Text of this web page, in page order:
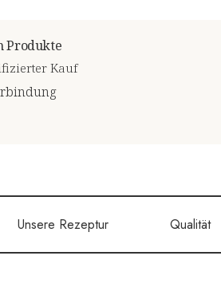
Produkte
Kauf
Unsere Rezeptur Qualität